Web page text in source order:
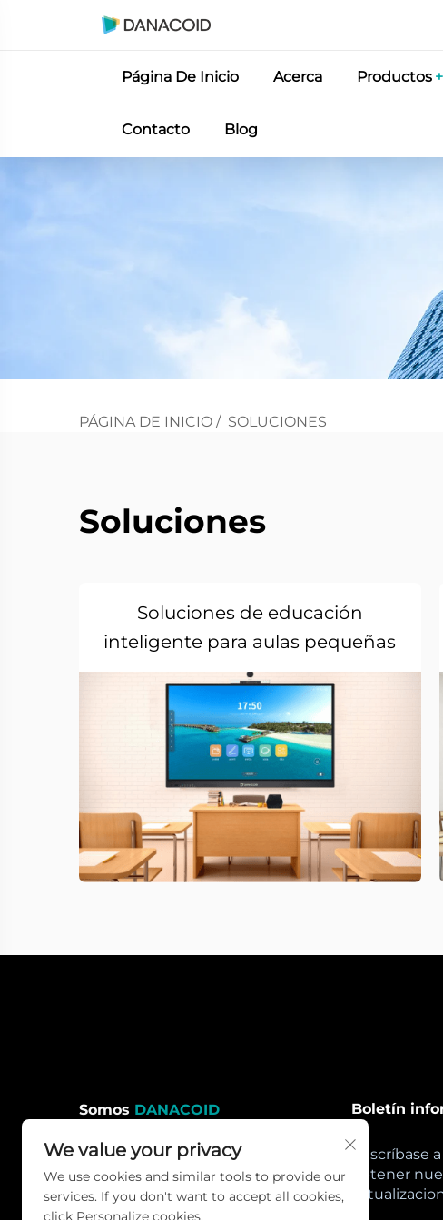
Página De Inicio Acerca Productos
Contacto Blog
PÁGINA DE INICIO / SOLUCIONES
Soluciones
Soluciones de educación
inteligente para aulas pequeñas
Somos DANACOID
DANACOID siguiendo el
concepto ecológico AV de
complejidad a simplicidad,
Boletín
Suscríbase
obtener
We value your privacy
We use cookies and similar tools to provide our
services. If you don't want to accept all cookies,
click Personalize cookies.